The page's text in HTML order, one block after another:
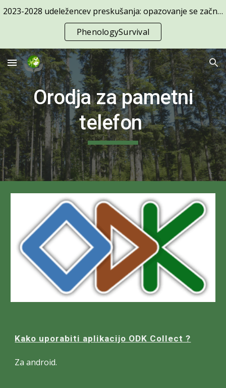
Skip to navigation
2023-2028 udeležencev preskušanja: opazovanje se začne 1. april
PhenologySurvival
Orodja za pametni
telefon
Kako uporabiti aplikacijo ODK Collect ?
Za android.